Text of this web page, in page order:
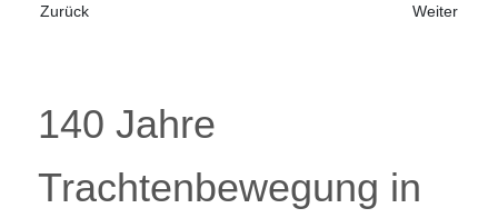
Vorheriger Beitrag: Schwedische Maskerade
Zurück Nächster
Weiter
140 Jahre
Trachtenbewegung in